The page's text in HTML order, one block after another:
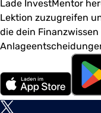
Lade InvestMentor
Lektion zuzugreifen
die dein